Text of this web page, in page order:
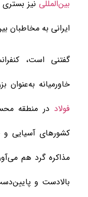
بین‌المللی نیز
ایرانی به مخاطبان
گفتنی است،
خاورمیانه به‌عنوان
فولاد در منطقه
کشورهای آسیایی و
مذاکره گرد هم
بالادست و